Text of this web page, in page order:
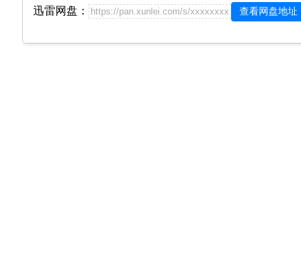
迅雷网盘： https://pan.xunlei.com/s/xxxxxxxx 查看网盘地址